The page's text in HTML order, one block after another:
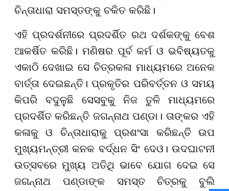
ଚିନ୍ତାଧାରା ସମସ୍ତଙ୍କୁ ଚକିତ କରିଛି।
ଏହି ପ୍ରଦର୍ଶନୀରେ ପ୍ରଦର୍ଶିତ ରଥ ଦର୍ଶକଙ୍କୁ ବେଶ
ଆକର୍ଷିତ କରିଛି। ମଣିଷର ପୂର୍ବ କର୍ମ ଓ ଭବିଷ୍ୟତକୁ
ଏକାଠି ଦେଖାଇ ସେ ଚିତ୍ରକଳା ମାଧ୍ୟମରେ ଅନେକ
ବାର୍ତ୍ତା ଦେଇଛନ୍ତି। ପ୍ରକୃତିର ପରିବର୍ତ୍ତନ ଓ ସମୟ
କିପରି ବଦୁଳୁଛି ସେସବୁକୁ ନିଜ ତୁଳି ମାଧ୍ୟମରେ
ପ୍ରଦର୍ଶିତ କରିଛନ୍ତି ଜଗନ୍ନାଥ ପଣ୍ଡା। ତାଙ୍କର ଏହି
କଳାକୁ ଓ ଚିନ୍ତାଧାରାକୁ ପ୍ରଶଂସା କରିଛନ୍ତି ଉପ
ମୁଖ୍ୟମନ୍ତ୍ରୀ କନକ ବର୍ଦ୍ଧନ ସିଂ ଦେଓ। ଉଦଘାଟନୀ
ଉତ୍ସବରେ ମୁଖ୍ୟ ଅତିଥି ଭାବେ ଯୋଗ ଦେଇ ସେ
ଜଗନ୍ନାଥ ପଣ୍ଡାଙ୍କ ସମସ୍ତ ଚିତ୍ରକୁ ବୁଲି